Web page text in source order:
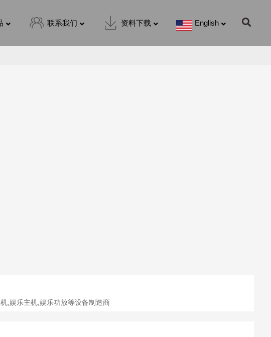
联系我们 资料下载 English
,娱乐主机,娱乐功放等设备制造商